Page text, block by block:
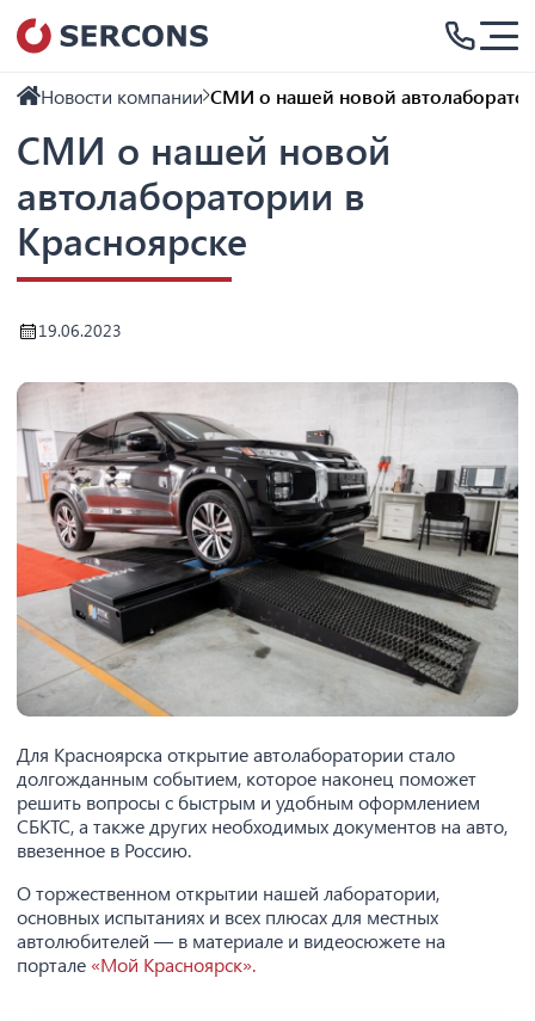
Новости компании СМИ о нашей новой
СМИ о нашей новой
автолаборатории в
Красноярске
19.06.2023
Для Красноярска открытие автолаборатории стало
долгожданным событием, которое наконец поможет
решить вопросы с быстрым и удобным оформлением
СБКТС, а также других необходимых документов на авто,
ввезенное в Россию.
О торжественном открытии нашей лаборатории,
основных испытаниях и всех плюсах для местных
автолюбителей — в материале и видеосюжете на
портале «Мой Красноярск».